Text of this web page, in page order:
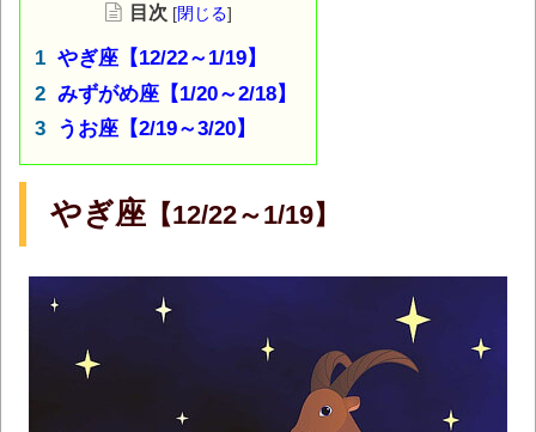
目次 [閉じる]
やぎ座【12/22～1/19】
みずがめ座【1/20～2/18】
うお座【2/19～3/20】
やぎ座【12/22～1/19】